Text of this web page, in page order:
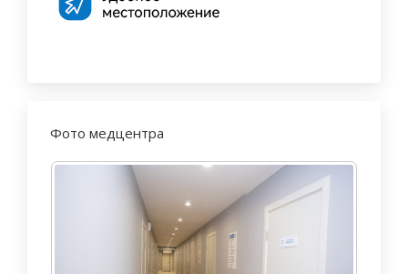
Фото медцентра